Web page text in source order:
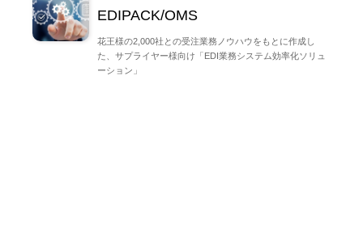
EDIPACK/OMS
花王様の2,000社との受注業務ノウハウをもとに作成し
た、サプライヤー様向け「EDI業務システム効率化ソリュ
ーション」